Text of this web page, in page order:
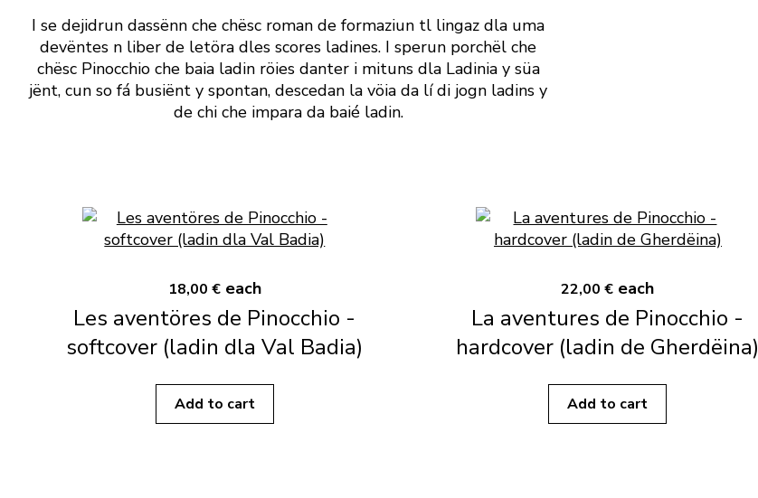
I se dejidrun dassënn che chësc roman de formaziun tl lingaz dla uma
devëntes n liber de letöra dles scores ladines. I sperun porchël che
chësc Pinocchio che baia ladin röies danter i mituns dla Ladinia y süa
jënt, cun so fá busiënt y spontan, descedan la vöia da lí di jogn ladins y
de chi che impara da baié ladin.
18,00 € each
Les aventöres de Pinocchio -
softcover (ladin dla Val Badia)
Add to cart
22,00 € each
La aventures de Pinocchio -
hardcover (ladin de Gherdëina)
Add to cart